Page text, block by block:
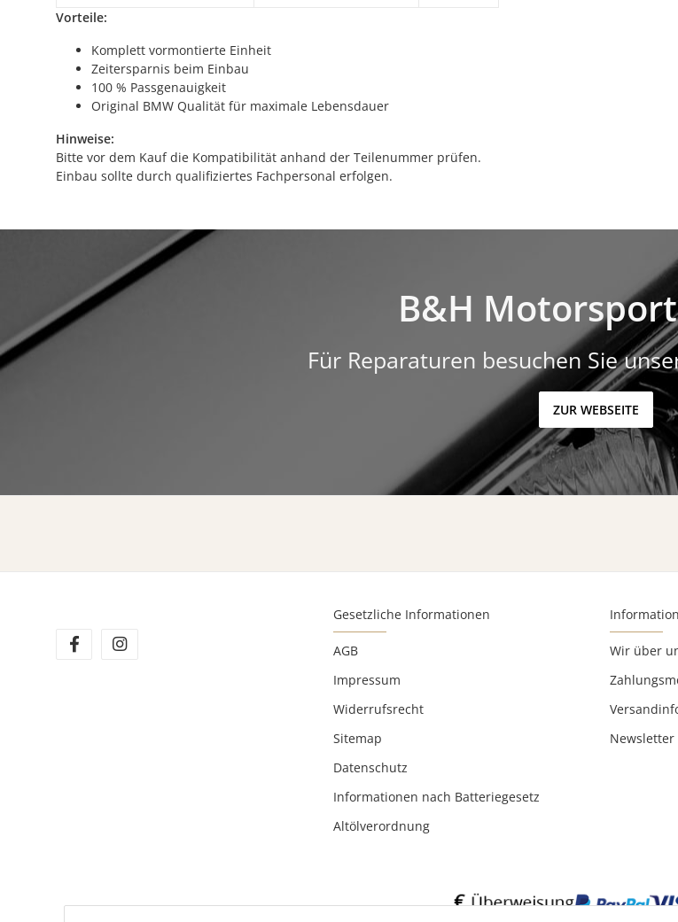
Vorteile:
Komplett vormontierte Einheit
Zeitersparnis beim Einbau
100 % Passgenauigkeit
Original BMW Qualität für maximale Lebensdauer
Hinweise:
Bitte vor dem Kauf die Kompatibilität anhand der Teilenummer prüfen.
Einbau sollte durch qualifiziertes Fachpersonal erfolgen.
B&H
Für Reparaturen besuchen Sie
ZUR WEBSEITE
Gesetzliche Informationen
AGB
Impressum
Widerrufsrecht
Sitemap
Datenschutz
Informationen nach Batteriegesetz
Altölverordnung
Wir über
Newsletter